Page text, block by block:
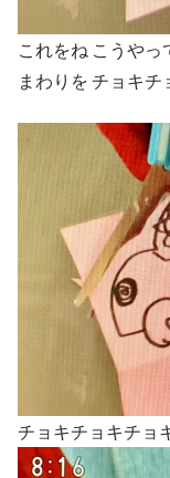
これをね こうやっ
まわりを チョキ
チョキチョキチョ